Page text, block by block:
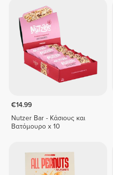
€14.99
Nutzer Bar - Κάσιους και
Βατόμουρο x 10